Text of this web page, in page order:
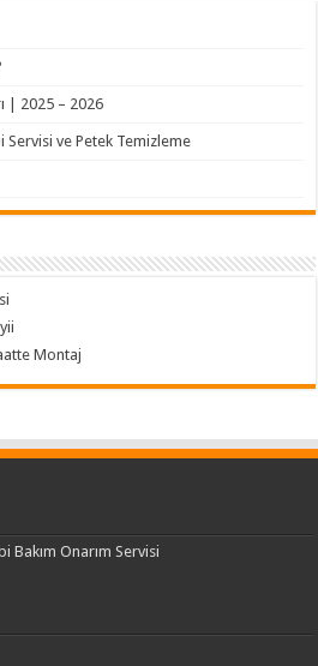
| 2025 – 2026
ve Petek Temizleme
Montaj
Bakım Onarım Servisi